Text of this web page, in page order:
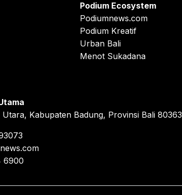
Podium Ecosystem
Podiumnews.com
Podium Kreatif
Urban Bali
Menot Sukadana
Kabupaten Badung, Provinsi Bali 80363
6900